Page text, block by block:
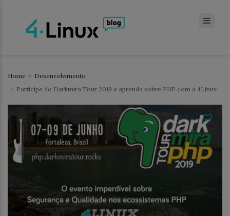
Home
Desenvolvimento
Participe do Darkmira Tour 2019 e aprenda sobre PHP com a 4Linux